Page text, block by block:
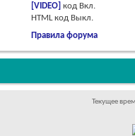
[VIDEO] код Вкл.
HTML код Выкл.
Правила форума
Текущее